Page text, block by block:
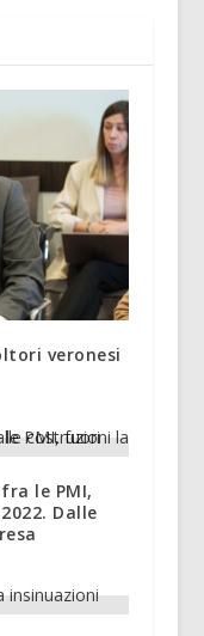
veronesi
le PMI,
Dalle